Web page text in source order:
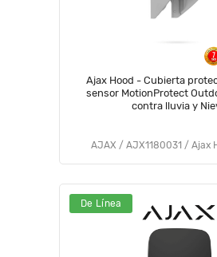
Ajax Hood - Cubierta
sensor MotionProtect
contra lluvia y
AJAX / AJX1180031 / Ajax
De Línea